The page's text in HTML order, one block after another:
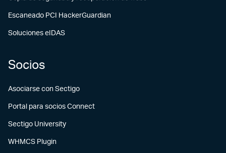
Escaneado PCI HackerGuardian
Soluciones eIDAS
Socios
Asociarse con Sectigo
Portal para socios Connect
Sectigo University
WHMCS Plugin